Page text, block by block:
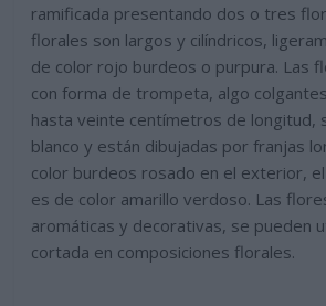
ramificada presentando dos o tres
florales son largos y cilíndricos,
de color rojo burdeos o purpura. Las
con forma de trompeta, algo
hasta veinte centímetros de longitud,
blanco y están dibujadas por franjas
color burdeos rosado en el exterior,
es de color amarillo verdoso. Las
aromáticas y decorativas, se pueden
cortada en composiciones florales.